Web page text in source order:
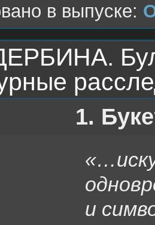
в выпуске:
1.
и